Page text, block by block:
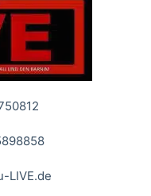
LIVE.de